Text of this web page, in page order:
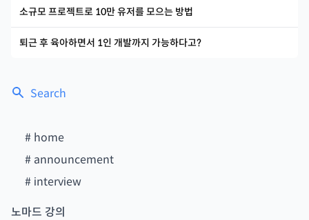
Search
# home
# announcement
# interview
노마드 강의
소규모 프로젝트로 10만 유저를 모으는 방법
퇴근 후 육아하면서 1인 개발까지 가능하다고?